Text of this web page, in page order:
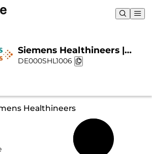
Siemens Healthineers |
Nachhaltigkeit & Chart
DE000SHL1006
Healthineers